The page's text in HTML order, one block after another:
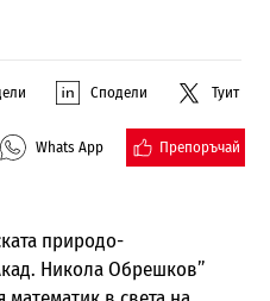
Сподели Туит
Whats App Препоръчай
природо-
Никола Обрешков”